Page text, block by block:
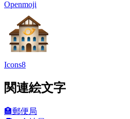
Openmoji
Icons8
関連絵文字
🏣郵便局